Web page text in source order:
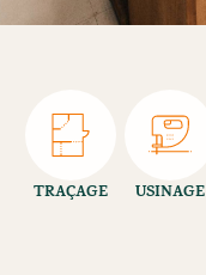
TRAÇAGE USINAGE